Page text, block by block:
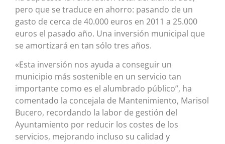
pero que se traduce en ahorro: pasando de un
gasto de cerca de 40.000 euros en 2011 a 25.000
euros el pasado año. Una inversión municipal que
se amortizará en tan sólo tres años.
«Esta inversión nos ayuda a conseguir un
municipio más sostenible en un servicio tan
importante como es el alumbrado público”, ha
comentado la concejala de Mantenimiento, Marisol
Bucero, recordando la labor de gestión del
Ayuntamiento por reducir los costes de los
servicios, mejorando incluso su calidad y